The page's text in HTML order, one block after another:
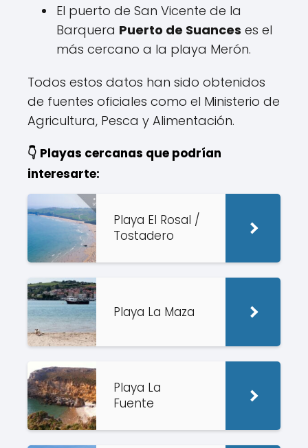
El puerto de San Vicente de la
Barquera Puerto de Suances es el
más cercano a la playa Merón.
Todos estos datos han sido obtenidos
de fuentes oficiales como el Ministerio de
Agricultura, Pesca y Alimentación.
👇 Playas cercanas que podrían
interesarte:
Playa El Rosal /
Tostadero
Playa La Maza
Playa La
Fuente